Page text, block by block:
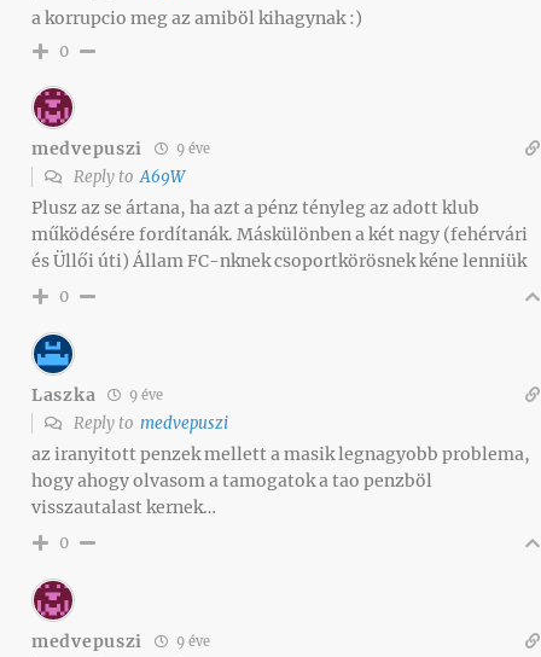
a korrupcio meg az amiböl kihagynak :)
0
medvepuszi 9 éve
Reply toA69W
Plusz az se ártana, ha azt a pénz tényleg az adott klub
működésére fordítanák. Máskülönben a két nagy (fehérvári
és Üllői úti) Állam FC-nknek csoportkörösnek kéne lenniük
0
Laszka 9 éve
Reply to medvepuszi
az iranyitott penzek mellett a masik legnagyobb problema,
hogy ahogy olvasom a tamogatok a tao penzböl
visszautalast kernek…
0
medvepuszi 9 éve